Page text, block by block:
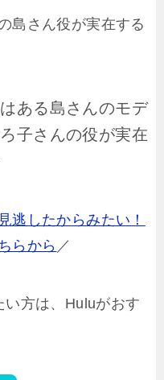
島さん役が実在する
ある島さんのモデ
子さんの役が実在
逃したからみたい！
らから ／
方は、Huluがおす